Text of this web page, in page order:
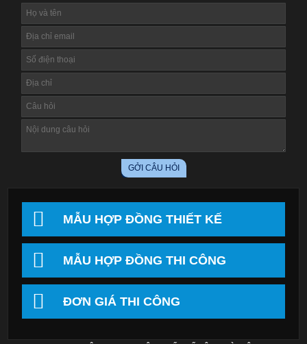
MẪU HỢP ĐỒNG THIẾT KẾ
MẪU HỢP ĐỒNG THI CÔNG
ĐƠN GIÁ THI CÔNG